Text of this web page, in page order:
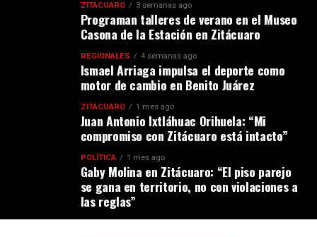
ZITÁCUARO 3 semanas ago
Programan talleres de verano en el Museo
Casona de la Estación en Zitácuaro
REGIONALES 4 semanas ago
Ismael Arriaga impulsa el deporte como
motor de cambio en Benito Juárez
ZITÁCUARO 1 mes ago
Juan Antonio Ixtláhuac Orihuela: “Mi
compromiso con Zitácuaro está intacto”
POLÍTICA 1 mes ago
Gaby Molina en Zitácuaro: “El piso parejo
se gana en territorio, no con violaciones a
las reglas”